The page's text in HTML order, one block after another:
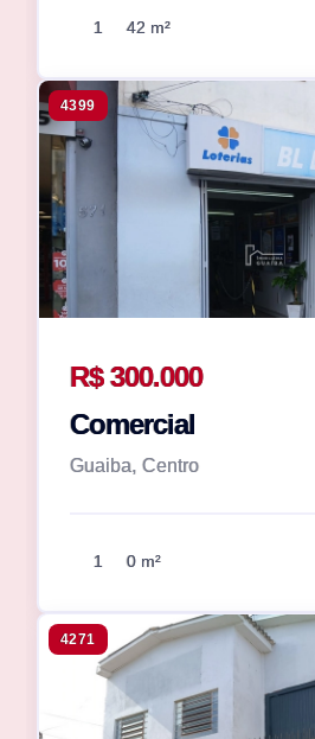
1 42 m²
4399
R$ 300.000
Comercial
Guaiba, Centro
1 0 m²
4271